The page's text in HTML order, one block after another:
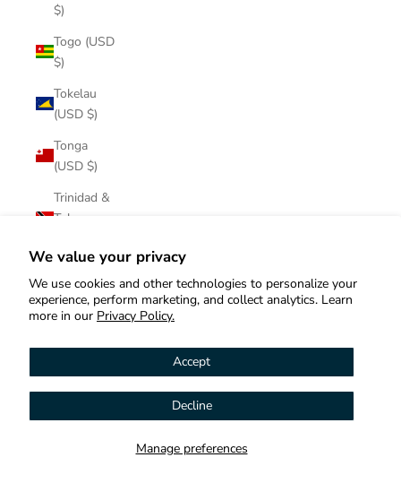
We value your privacy
We use cookies and other technologies to personalize your
experience, perform marketing, and collect analytics. Learn
more in our Privacy Policy.
Manage preferences
Accept
Decline
$)
Togo (USD
$)
Tokelau
(USD $)
Tonga
(USD $)
Trinidad &
Tobago
Tristan da
Cunha
(USD $)
Türkiye